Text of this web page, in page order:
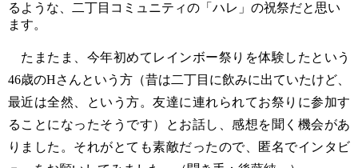
るような、二丁目コミュニティの「ハレ」の祝祭だと思い
ます。
たまたま、今年初めてレインボー祭りを体験したという
46歳のHさんという方（昔は二丁目に飲みに出ていたけど、
最近は全然、という方。友達に連れられてお祭りに参加す
ることになったそうです）とお話し、感想を聞く機会があ
りました。それがとても素敵だったので、匿名でインタビ